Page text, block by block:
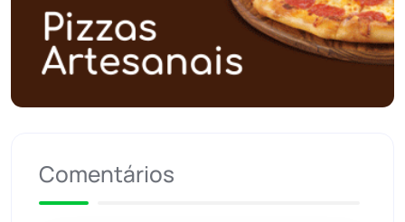
Polícia Civil (57)
Polícia Militar (27)
Política (03)
Presidente Jânio Qu...
Riacho de Santana
Comentários